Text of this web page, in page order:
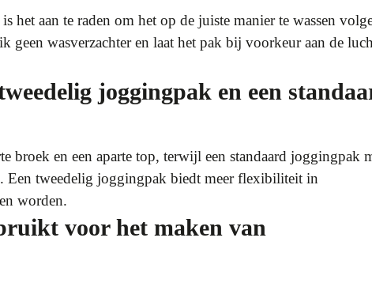
het aan te raden om het op de juiste manier te wassen
geen wasverzachter en laat het pak bij voorkeur aan de
joggingpak en een
broek en een aparte top, terwijl een standaard joggingpak
Een tweedelig joggingpak biedt meer flexibiliteit in
worden.
voor het maken van